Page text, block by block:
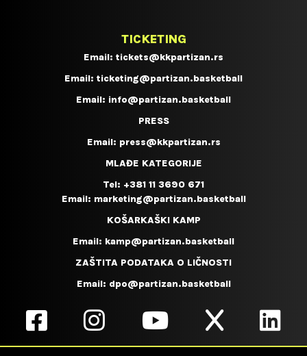
TICKETING
Email: tickets@kkpartizan.rs
Email: ticketing@partizan.basketball
Email: info@partizan.basketball
PRESS
Email: press@kkpartizan.rs
MLAĐE KATEGORIJE
Tel: +381 11 3690 671
Email: marketing@partizan.basketball
KOŠARKAŠKI KAMP
Email: kamp@partizan.basketball
ZAŠTITA PODATAKA O LIČNOSTI
Email: dpo@partizan.basketball